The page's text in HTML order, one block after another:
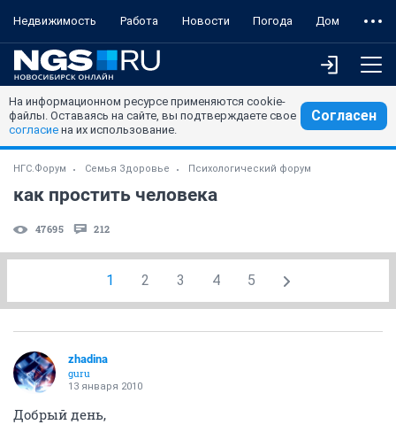
Недвижимость Работа Новости Погода Дом
На информационном ресурсе применяются cookie-
файлы. Оставаясь на сайте, вы подтверждаете свое
согласие на их использование.
Согласен
НГС.Форум Семья Здоровье Психологический форум
как простить человека
47695 212
1 2 3 4 5
zhadina
guru
13 января 2010
Добрый день,